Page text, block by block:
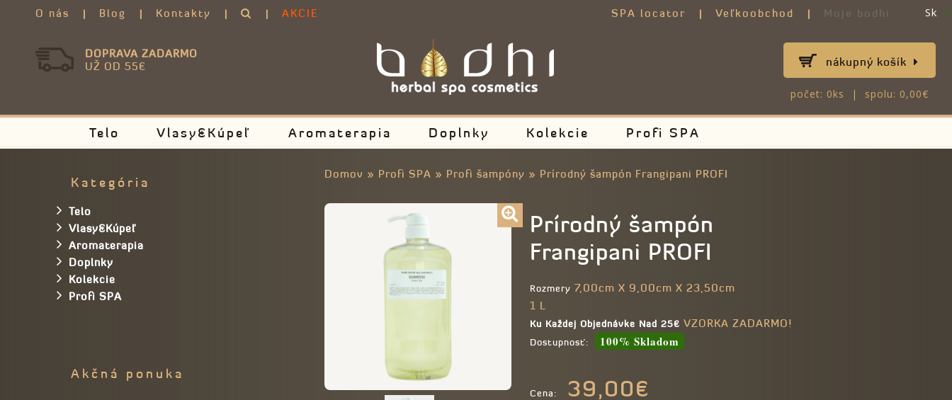
Sk
O nás Blog Kontakty AKCIE SPA locator Veľkoobchod Moje bodhi
DOPRAVA ZADARMO
UŽ OD 55€
nákupný košík
počet: 0ks | spolu: 0,00€
Telo Vlasy&Kúpeľ Aromaterapia Doplnky Kolekcie Profi SPA
Domov » Profi SPA » Profi šampóny » Prírodný šampón Frangipani PROFI
Prírodný šampón
Frangipani PROFI
Rozmery 7,00cm X 9,00cm X 23,50cm
1 L
Ku Každej Objednávke Nad 25€VZORKA ZADARMO!
Dostupnosť: 100% Skladom
Cena: 39,00€
Kategória
Telo
Vlasy&Kúpeľ
Aromaterapia
Doplnky
Kolekcie
Profi SPA
Akčná ponuka